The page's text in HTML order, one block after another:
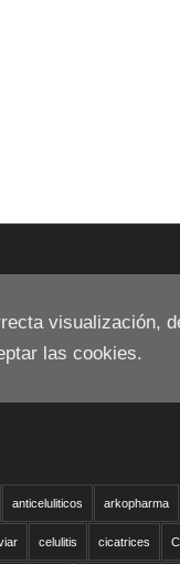
visualización,
las cookies.
anticeluliticos arkopharma
celulitis cicatrices